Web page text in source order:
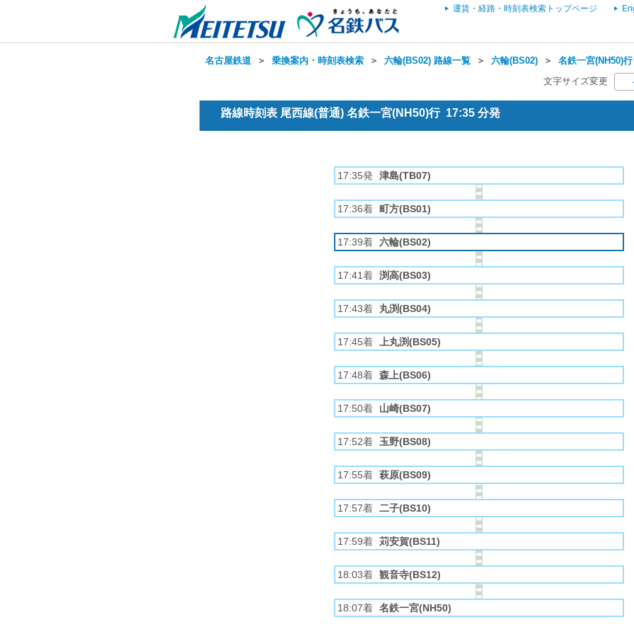
運賃・経路・時刻表検索トップページ
名古屋鉄道 ＞ 乗換案内・時刻表検索 ＞ 六輪(BS02) 路線一覧 ＞ 六輪(BS02) ＞ 名鉄一宮(NH50)
文字サイズ変更
路線時刻表 尾西線(普通) 名鉄一宮(NH50)行 17:35 分発
17:35発 津島(TB07)
17:36着 町方(BS01)
17:39着 六輪(BS02)
17:41着 渕高(BS03)
17:43着 丸渕(BS04)
17:45着 上丸渕(BS05)
17:48着 森上(BS06)
17:50着 山崎(BS07)
17:52着 玉野(BS08)
17:55着 萩原(BS09)
17:57着 二子(BS10)
17:59着 苅安賀(BS11)
18:03着 観音寺(BS12)
18:07着 名鉄一宮(NH50)